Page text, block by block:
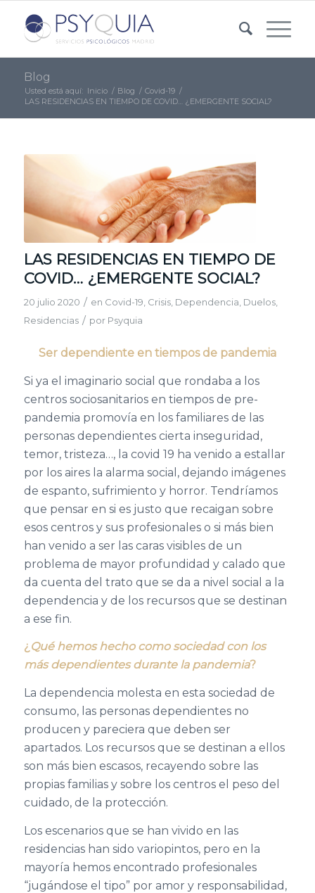
Blog
Usted está aquí: Inicio / Blog / Covid-19 /
LAS RESIDENCIAS EN TIEMPO DE COVID… ¿EMERGENTE SOCIAL?
LAS RESIDENCIAS EN TIEMPO DE
COVID… ¿EMERGENTE SOCIAL?
20 julio 2020 / en Covid-19 Crisis, Dependencia Duelos,
Residencias / por Psyquia
Ser dependiente en tiempos de pandemia
Si ya el imaginario social que rondaba a los
centros sociosanitarios en tiempos de pre-
pandemia promovía en los familiares de las
personas dependientes cierta inseguridad,
temor, tristeza…, la covid 19 ha venido a estallar
por los aires la alarma social, dejando imágenes
de espanto, sufrimiento y horror. Tendríamos
que pensar en si es justo que recaigan sobre
esos centros y sus profesionales o si más bien
han venido a ser las caras visibles de un
problema de mayor profundidad y calado que
da cuenta del trato que se da a nivel social a la
dependencia y de los recursos que se destinan
a ese fin.
¿ Qué hemos hecho como sociedad con los
más dependientes durante la pandemia?
La dependencia molesta en esta sociedad de
consumo, las personas dependientes no
producen y pareciera que deben ser
apartados. Los recursos que se destinan a ellos
son más bien escasos, recayendo sobre las
propias familias y sobre los centros el peso del
cuidado, de la protección.
Los escenarios que se han vivido en las
residencias han sido variopintos, pero en la
mayoría hemos encontrado profesionales
“jugándose el tipo” por amor y responsabilidad,